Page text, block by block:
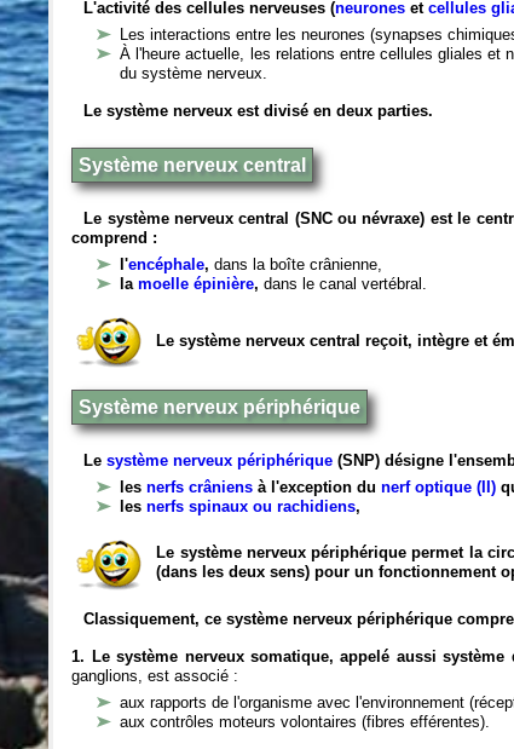
L'activité des cellules nerveuses (neurones etcellules
Les interactions entre les neurones (synapses
À l'heure actuelle, les relations entre cellules gliales et
du système nerveux.
Le système nerveux est divisé en deux parties.
Système nerveux central
Le système nerveux central (SNC ou névraxe) est le
comprend :
l'encéphale,dans la boîte crânienne,
lamoelle épinière,dans le canal vertébral.
Le système nerveux central reçoit, intègre et
Système nerveux périphérique
Lesystème nerveux périphérique (SNP) désigne
lesnerfs crâniens à l'exception du nerf optique (II)
lesnerfs spinaux ou rachidiens,
Le système nerveux périphérique permet la
(dans les deux sens) pour un fonctionnement
Classiquement, ce système nerveux périphérique
1. Le système nerveux somatique, appelé aussi
ganglions, est associé :
aux rapports de l'organisme avec l'environnement
aux contrôles moteurs volontaires (fibres efférentes).